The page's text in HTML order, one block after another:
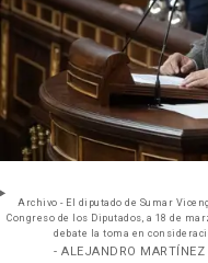
Archivo - El diputado de Sumar
Congreso de los Diputados, a 18 de
debate la toma en
- ALEJANDRO MARTÍNEZ